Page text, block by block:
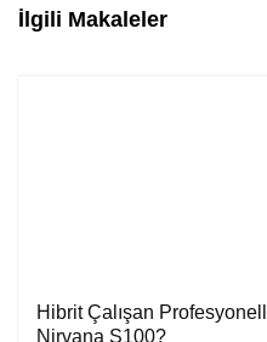
İlgili Makaleler
Hibrit Çalışan
Nirvana S100?